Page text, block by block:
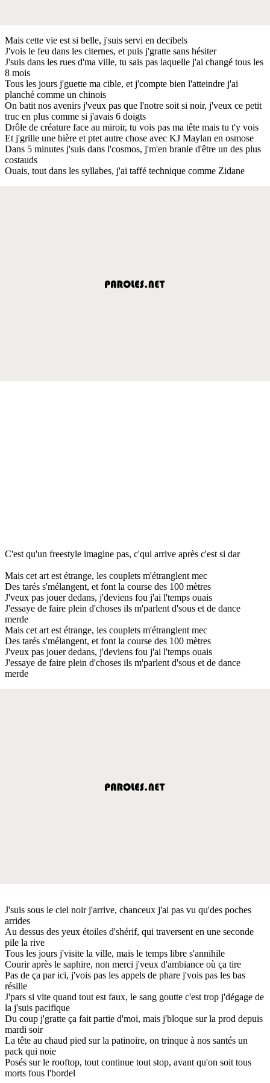
Mais cette vie est si belle, j'suis servi en decibels
J'vois le feu dans les citernes, et puis j'gratte sans hésiter
J'suis dans les rues d'ma ville, tu sais pas laquelle j'ai changé tous les
8 mois
Tous les jours j'guette ma cible, et j'compte bien l'atteindre j'ai
planché comme un chinois
On batit nos avenirs j'veux pas que l'notre soit si noir, j'veux ce petit
truc en plus comme si j'avais 6 doigts
Drôle de créature face au miroir, tu vois pas ma tête mais tu t'y vois
Et j'grille une bière et ptet autre chose avec KJ Maylan en osmose
Dans 5 minutes j'suis dans l'cosmos, j'm'en branle d'être un des plus
costauds
Ouais, tout dans les syllabes, j'ai taffé technique comme Zidane
C'est qu'un freestyle imagine pas, c'qui arrive après c'est si dar
Mais cet art est étrange, les couplets m'étranglent mec
Des tarés s'mélangent, et font la course des 100 mètres
J'veux pas jouer dedans, j'deviens fou j'ai l'temps ouais
J'essaye de faire plein d'choses ils m'parlent d'sous et de dance
merde
Mais cet art est étrange, les couplets m'étranglent mec
Des tarés s'mélangent, et font la course des 100 mètres
J'veux pas jouer dedans, j'deviens fou j'ai l'temps ouais
J'essaye de faire plein d'choses ils m'parlent d'sous et de dance
merde
J'suis sous le ciel noir j'arrive, chanceux j'ai pas vu qu'des poches
arrides
Au dessus des yeux étoiles d'shérif, qui traversent en une seconde
pile la rive
Tous les jours j'visite la ville, mais le temps libre s'annihile
Courir après le saphire, non merci j'veux d'ambiance où ça tire
Pas de ça par ici, j'vois pas les appels de phare j'vois pas les bas
résille
J'pars si vite quand tout est faux, le sang goutte c'est trop j'dégage de
la j'suis pacifique
Du coup j'gratte ça fait partie d'moi, mais j'bloque sur la prod depuis
mardi soir
La tête au chaud pied sur la patinoire, on trinque à nos santés un
pack qui noie
Posés sur le rooftop, tout continue tout stop, avant qu'on soit tous
morts fous l'bordel